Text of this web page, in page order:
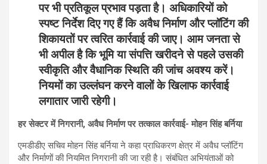
पर भी प्रतिकूल प्रभाव पड़ता है। अधिकारियों को
स्पष्ट निर्देश दिए गए हैं कि अवैध निर्माण और प्लॉटिंग की
शिकायतों पर त्वरित कार्रवाई की जाए। आम जनता से
भी अपील है कि भूमि या संपत्ति खरीदने से पहले उसकी
स्वीकृति और वैधानिक स्थिति की जांच अवश्य करें।
नियमों का उल्लंघन करने वालों के खिलाफ कार्रवाई
लगातार जारी रहेगी।
हर सेक्टर में निगरानी, अवैध निर्माण पर तत्काल कार्रवाई- मोहन सिंह बर्निया
एमडीडीए सचिव मोहन सिंह बर्निया ने कहा प्राधिकरण क्षेत्र में अवैध प्लॉटिंग
और निर्माणों की नियमित निगरानी की जा रही है। संबंधित अभियंताओं को